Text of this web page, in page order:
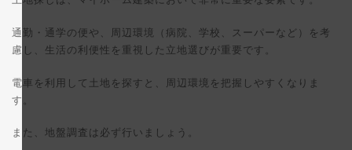
通勤・通学の便や、周辺環境（病院、学校、スーパーなど）を考
慮し、生活の利便性を重視した立地選びが重要です。
電車を利用して土地を探すと、周辺環境を把握しやすくなりま
す。
また、地盤調査は必ず行いましょう。